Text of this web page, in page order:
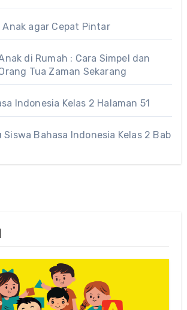
Anak agar Cepat Pintar
di Rumah : Cara Simpel dan
Tua Zaman Sekarang
Indonesia Kelas 2 Halaman 51
Bahasa Indonesia Kelas 2 Bab